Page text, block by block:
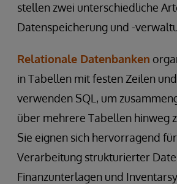
stellen zwei unterschiedliche
Datenspeicherung und -
Relationale Datenbanken
in Tabellen mit festen Zeilen
verwenden SQL, um
über mehrere Tabellen hinweg
Sie eignen sich hervorragend
Verarbeitung strukturierter
Finanzunterlagen und